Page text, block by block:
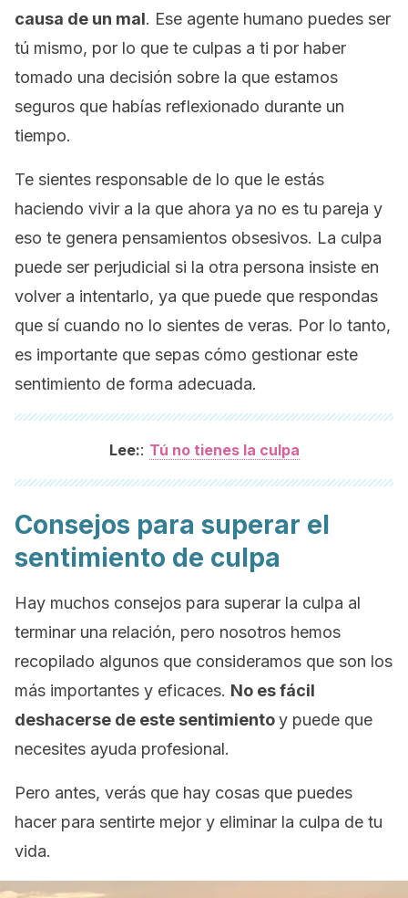
causa de un mal. Ese agente humano puedes ser
tú mismo, por lo que te culpas a ti por haber
tomado una decisión sobre la que estamos
seguros que habías reflexionado durante un
tiempo.
Te sientes responsable de lo que le estás
haciendo vivir a la que ahora ya no es tu pareja y
eso te genera pensamientos obsesivos. La culpa
puede ser perjudicial si la otra persona insiste en
volver a intentarlo, ya que puede que respondas
que sí cuando no lo sientes de veras. Por lo tanto,
es importante que sepas cómo gestionar este
sentimiento de forma adecuada.
Lee:: Tú no tienes la culpa
Consejos para superar el
sentimiento de culpa
Hay muchos consejos para superar la culpa al
terminar una relación, pero nosotros hemos
recopilado algunos que consideramos que son los
más importantes y eficaces. No es fácil
deshacerse de este sentimientoy puede que
necesites ayuda profesional.
Pero antes, verás que hay cosas que puedes
hacer para sentirte mejor y eliminar la culpa de tu
vida.